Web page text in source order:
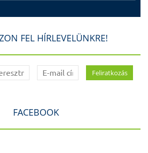
FEL HÍRLEVELÜNKRE!
FACEBOOK